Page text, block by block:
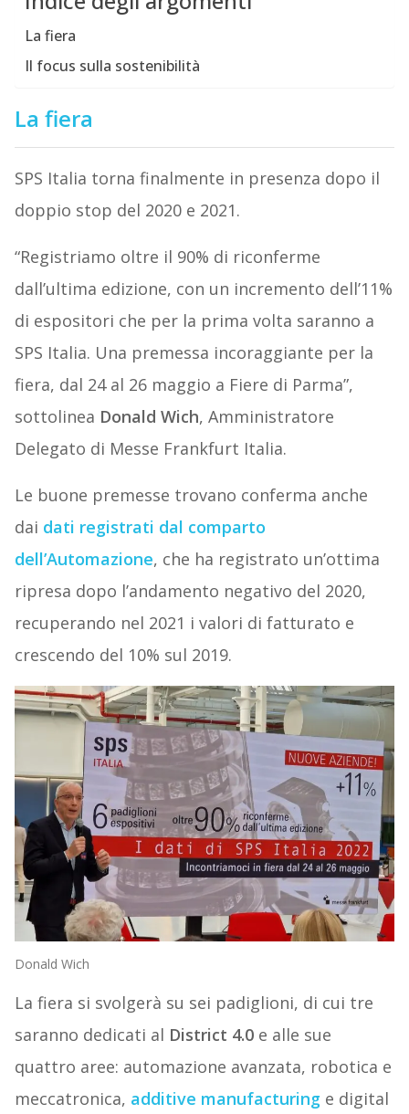
La fiera
Il focus sulla sostenibilità
La fiera
SPS Italia torna finalmente in presenza dopo il
doppio stop del 2020 e 2021.
“Registriamo oltre il 90% di riconferme
dall’ultima edizione, con un incremento dell’11%
di espositori che per la prima volta saranno a
SPS Italia. Una premessa incoraggiante per la
fiera, dal 24 al 26 maggio a Fiere di Parma”,
sottolinea Donald Wich, Amministratore
Delegato di Messe Frankfurt Italia.
Le buone premesse trovano conferma anche
dai dati registrati dal comparto
dell’Automazione, che ha registrato un’ottima
ripresa dopo l’andamento negativo del 2020,
recuperando nel 2021 i valori di fatturato e
crescendo del 10% sul 2019.
Donald Wich
La fiera si svolgerà su sei padiglioni, di cui tre
saranno dedicati al District 4.0e alle sue
quattro aree: automazione avanzata, robotica e
meccatronica, additive manufacturinge digital